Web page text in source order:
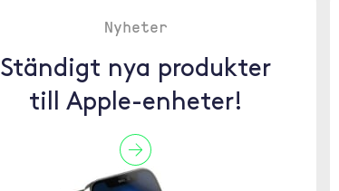
Nyheter
Ständigt nya produkter
till Apple-enheter!